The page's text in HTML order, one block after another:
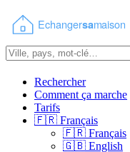
Rechercher
Comment ça marche
Tarifs
🇫🇷 Français
🇫🇷 Français
🇬🇧 English